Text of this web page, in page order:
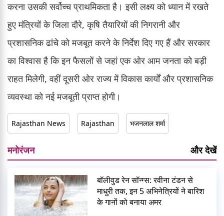
करना उसकी सर्वोच्च प्राथमिकता है। इसी लक्ष्य को ध्यान में रखते
हुए मंत्रियों के जिला दौरे, कृषि तैयारियों की निगरानी और
प्रशासनिक ढांचे को मजबूत करने के निर्देश दिए गए हैं और सरकार
का विश्वास है कि इन फैसलों से जहां एक ओर आम जनता को बड़ी
राहत मिलेगी, वहीं दूसरी ओर राज्य में विकास कार्यों और प्रशासनिक
व्यवस्था को नई मजबूती प्राप्त होगी।
Rajasthan News Rajasthan भजनलाल शर्मा
मनोरंजन और देखें
बॉलीवुड रेन सॉन्ग्स: रवीना टंडन से
माधुरी तक, इन 5 अभिनेत्रियों ने बारिश
के गानों को बनाया अमर